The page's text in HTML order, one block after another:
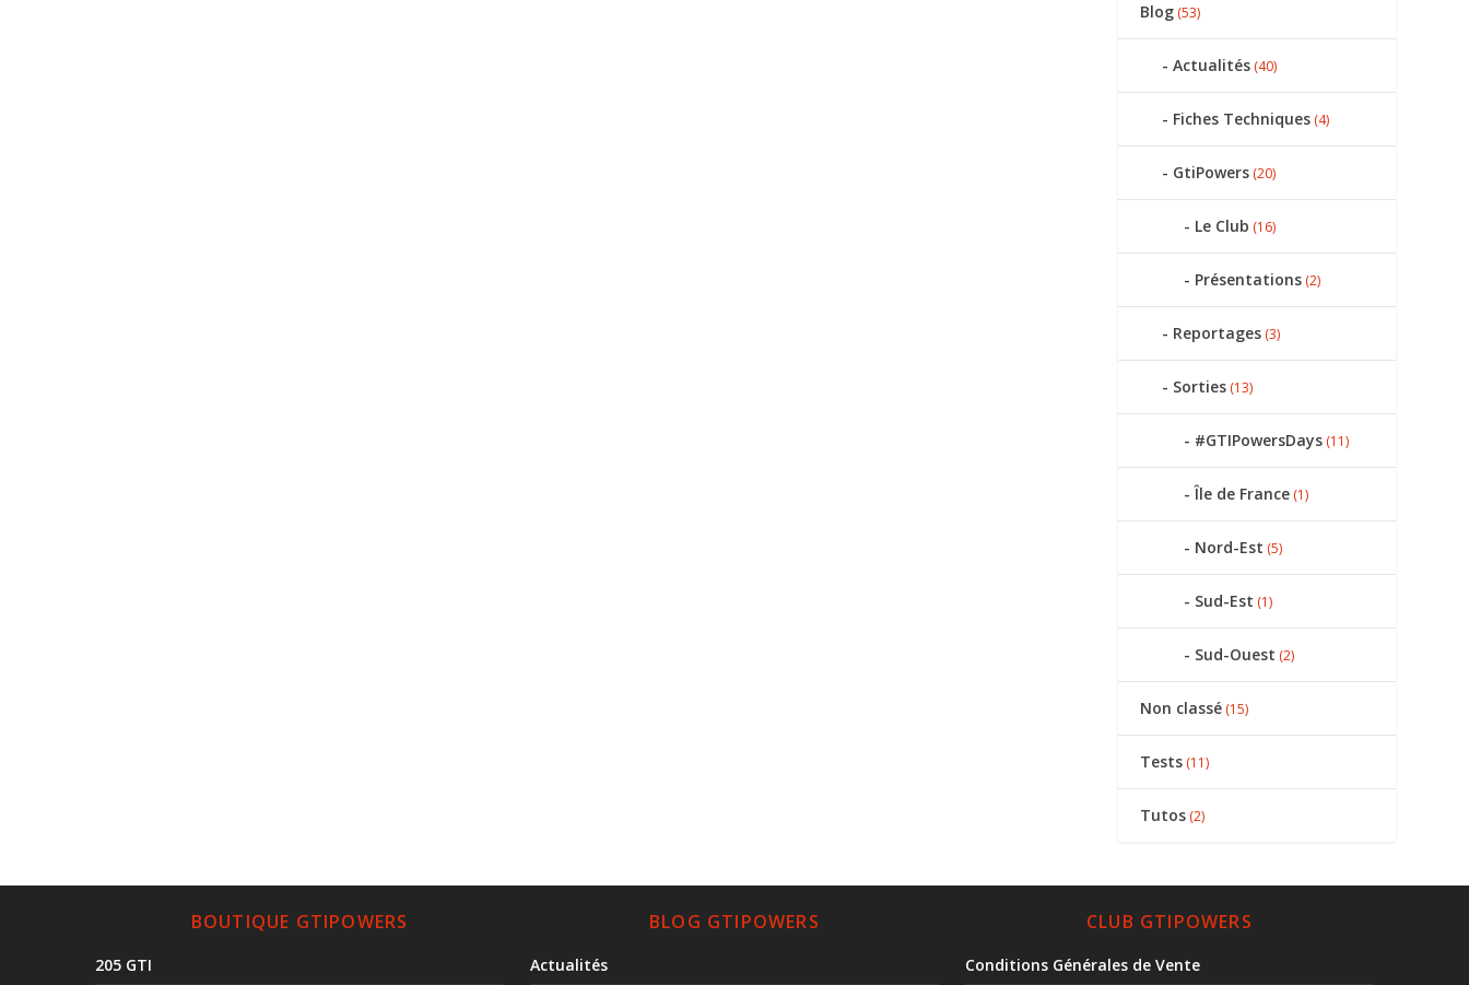
Blog(53)
Actualités(40)
Fiches Techniques(4)
GtiPowers(20)
Le Club (16)
Présentations(2)
Reportages(3)
Sorties(13)
#GTIPowersDays(11)
Île de France(1)
Nord-Est (5)
Sud-Est (1)
Sud-Ouest (2)
Non classé(15)
Tests(11)
Tutos(2)
BOUTIQUE GTIPOWERS
205 GTI
BLOG GTIPOWERS
Actualités
CLUB GTIPOWERS
Conditions Générales de Vente